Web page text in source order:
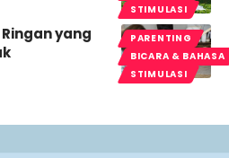
STIMULASI
PARENTING
BICARA & BAHASA
STIMULASI
yang